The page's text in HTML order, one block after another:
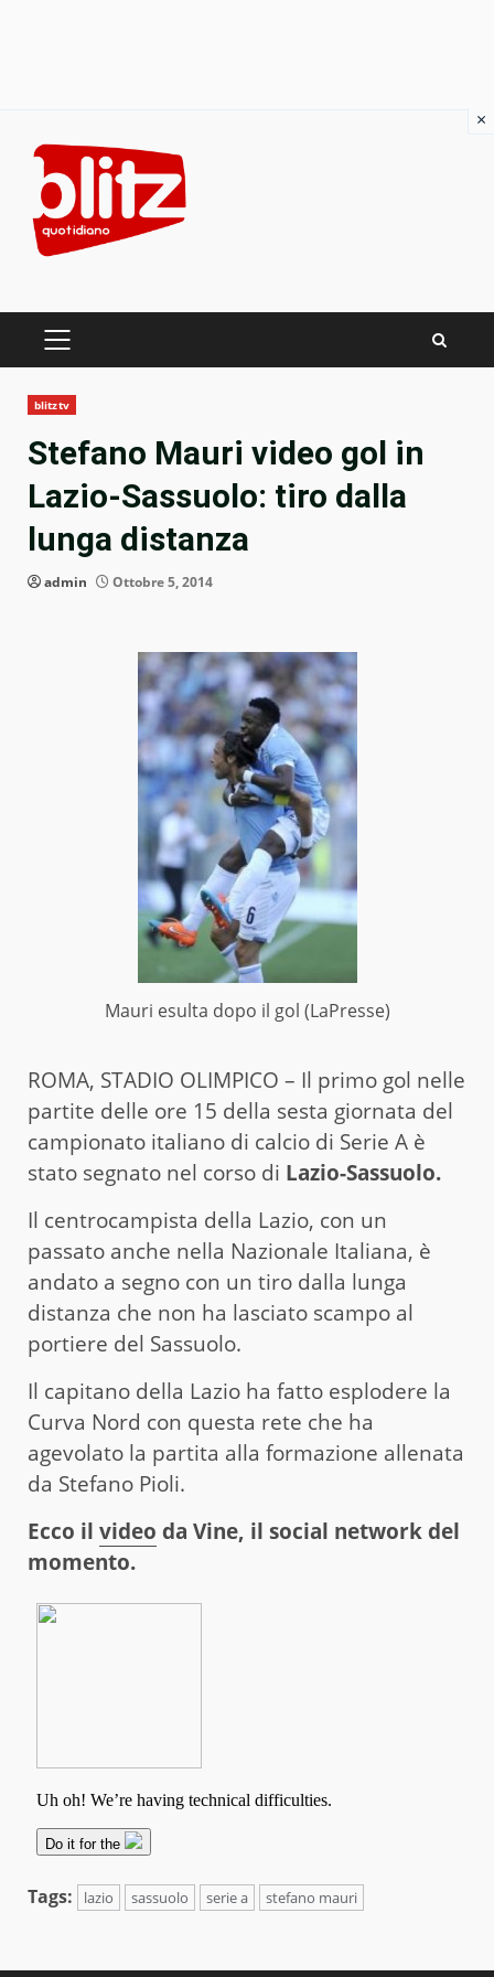
content
PRIMARY
blitztv
Stefano Mauri video gol in
Lazio-Sassuolo: tiro dalla
lunga distanza
admin Ottobre 5, 2014
Mauri esulta dopo il gol (LaPresse)
ROMA, STADIO OLIMPICO – Il primo gol nelle
partite delle ore 15 della sesta giornata del
campionato italiano di calcio di Serie A è
stato segnato nel corso di Lazio-Sassuolo.
Il centrocampista della Lazio, con un
passato anche nella Nazionale Italiana, è
andato a segno con un tiro dalla lunga
distanza che non ha lasciato scampo al
portiere del Sassuolo.
Il capitano della Lazio ha fatto esplodere la
Curva Nord con questa rete che ha
agevolato la partita alla formazione allenata
da Stefano Pioli.
Ecco il video da Vine, il social network del
momento.
Tags: lazio sassuolo serie a stefano mauri
×